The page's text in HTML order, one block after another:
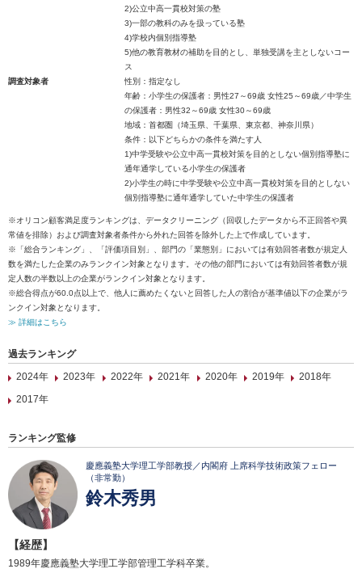
2)公立中高一貫校対策の塾
3)一部の教科のみを扱っている塾
4)学校内個別指導塾
5)他の教育教材の補助を目的とし、単独受講を主としないコー
ス
調査対象者
性別：指定なし
年齢：小学生の保護者：男性27～69歳 女性25～69歳／中学生
の保護者：男性32～69歳 女性30～69歳
地域：首都圏（埼玉県、千葉県、東京都、神奈川県）
条件：以下どちらかの条件を満たす人
1)中学受験や公立中高一貫校対策を目的としない個別指導塾に
通年通学している小学生の保護者
2)小学生の時に中学受験や公立中高一貫校対策を目的としない
個別指導塾に通年通学していた中学生の保護者
※オリコン顧客満足度ランキングは、データクリーニング（回収したデータから不正回答や異
常値を排除）および調査対象者条件から外れた回答を除外した上で作成しています。
※「総合ランキング」、「評価項目別」、部門の「業態別」においては有効回答者数が規定人
数を満たした企業のみランクイン対象となります。その他の部門においては有効回答者数が規
定人数の半数以上の企業がランクイン対象となります。
※総合得点が60.0点以上で、他人に薦めたくないと回答した人の割合が基準値以下の企業がラ
ンクイン対象となります。
≫ 詳細はこちら
過去ランキング
2024年
2023年 2022年 2021年 2020年 2019年
2018年
2017年
ランキング監修
慶應義塾大学理工学部教授／内閣府 上席科学技術政策フェロー
（非常勤）
鈴木秀男
【経歴】
1989年慶應義塾大学理工学部管理工学科卒業。